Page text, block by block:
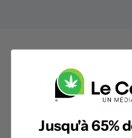
Les autres
Jusqu'à 65%